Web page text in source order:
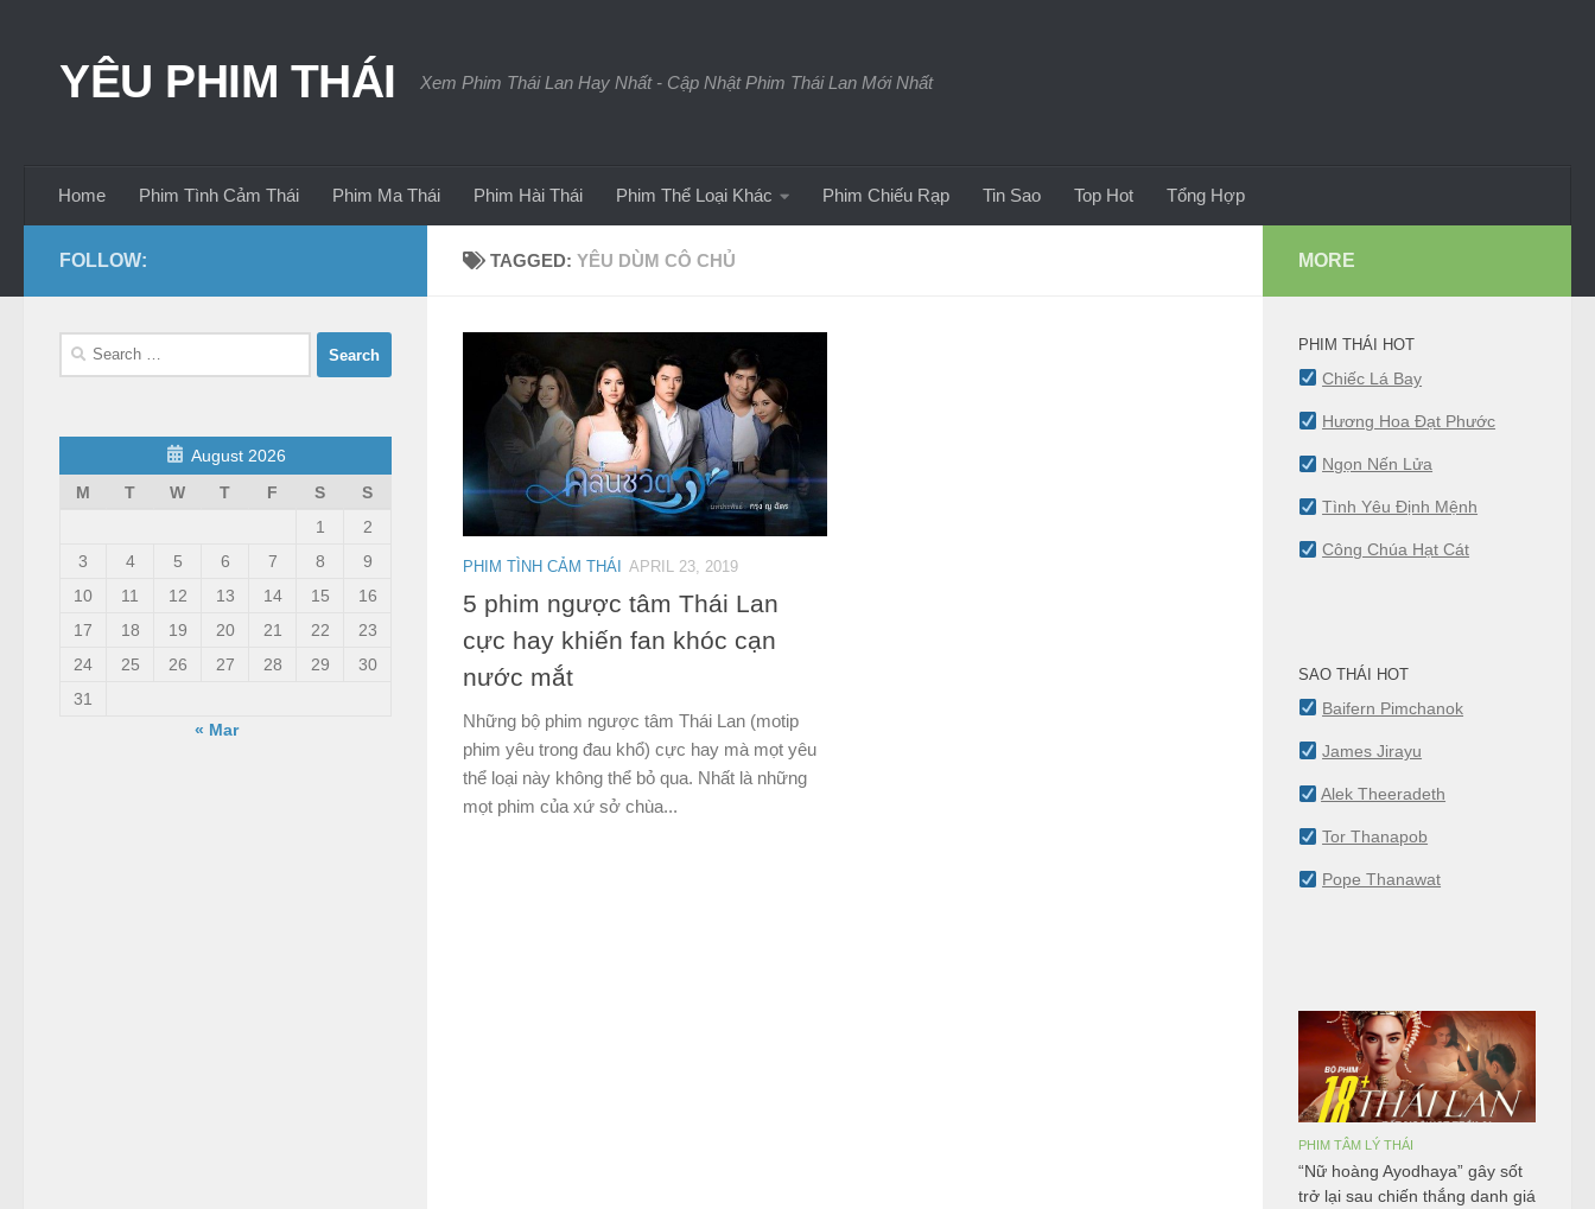
YÊU PHIM THÁI Xem Phim Thái Lan Hay Nhất - Cập Nhật Phim Thái Lan Mới Nhất
Home Phim Tình Cảm Thái Phim Ma Thái Phim Hài Thái Phim Thể Loại Khác Phim Chiếu Rạp Tin Sao Top Hot Tổng Hợp
TAGGED:YÊU DÙM CÔ CHỦ
PHIM TÌNH CẢM THÁI APRIL 23, 2019
5 phim ngược tâm Thái Lan
cực hay khiến fan khóc cạn
nước mắt
Những bộ phim ngược tâm Thái Lan (motip
phim yêu trong đau khổ) cực hay mà mọt yêu
thể loại này không thể bỏ qua. Nhất là những
mọt phim của xứ sở chùa...
FOLLOW:
Search
August 2026
M
T W T F S
S
1
2
3
4 5 6 7 8
9
10
11 12 13 14 15
16
17
18 19 20 21 22
23
24
25 26 27 28 29
30
31
« Mar
MORE
PHIM THÁI HOT
Chiếc Lá Bay
Hương Hoa Đạt Phước
Ngọn Nến Lửa
Tình Yêu Định Mệnh
Công Chúa Hạt Cát
SAO THÁI HOT
Baifern Pimchanok
James Jirayu
Alek Theeradeth
Tor Thanapob
Pope Thanawat
PHIM TÂM LÝ THÁI
“Nữ hoàng Ayodhaya” gây sốt
trở lại sau chiến thắng danh giá